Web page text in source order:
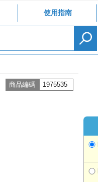
使用指南
商品編碼 1975535